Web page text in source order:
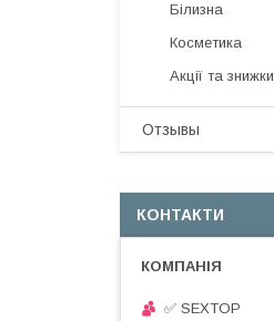
Білизна
Косметика
Акції та знижки
Отзывы
КОНТАКТИ
✅ SEXTOP